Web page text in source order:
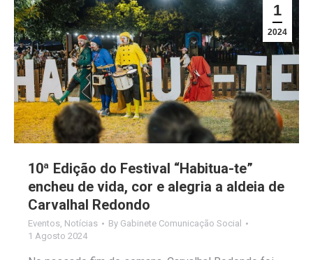
1
2024
10ª Edição do Festival “Habitua-te”
encheu de vida, cor e alegria a aldeia de
Carvalhal Redondo
Eventos, Notícias By Gabinete Comunicação Social
1 Agosto 2024